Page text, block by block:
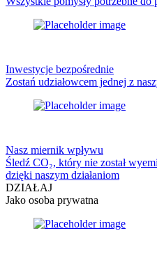
Inwestycje bezpośrednie
Zostań udziałowcem jednej z
Nasz miernik wpływu
Śledź CO₂, który nie został
dzięki naszym działaniom
DZIAŁAJ
Jako osoba prywatna